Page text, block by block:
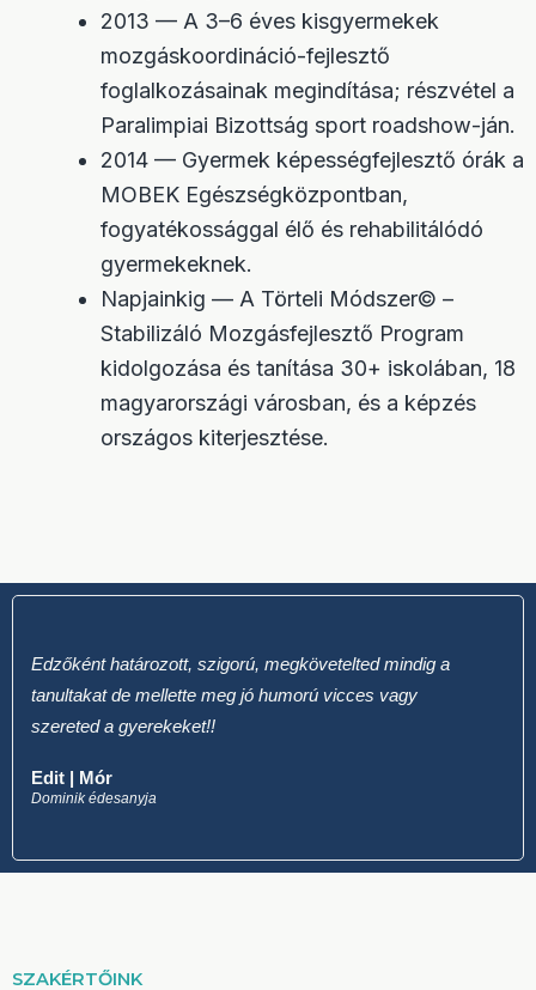
2013 — A 3–6 éves kisgyermekek
mozgáskoordináció-fejlesztő
foglalkozásainak megindítása; részvétel a
Paralimpiai Bizottság sport roadshow-ján.
2014 — Gyermek képességfejlesztő órák a
MOBEK Egészségközpontban,
fogyatékossággal élő és rehabilitálódó
gyermekeknek.
Napjainkig — A Törteli Módszer© –
Stabilizáló Mozgásfejlesztő Program
kidolgozása és tanítása 30+ iskolában, 18
magyarországi városban, és a képzés
országos kiterjesztése.
Edzőként határozott, szigorú, megkövetelted mindig a
tanultakat de mellette meg jó humorú vicces vagy
szereted a gyerekeket!!
Edit | Mór
Dominik édesanyja
SZAKÉRTŐINK